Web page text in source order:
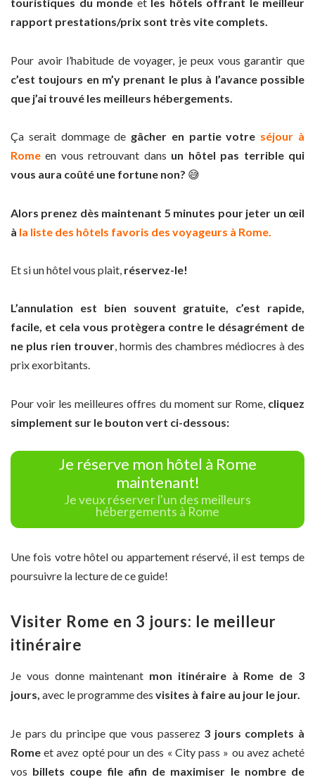
touristiques du monde et les hôtels offrant le meilleur
rapport prestations/prix sont très vite complets.
Pour avoir l’habitude de voyager, je peux vous garantir que
c’est toujours en m’y prenant le plus à l’avance possible
que j’ai trouvé les meilleurs hébergements.
Ça serait dommage de gâcher en partie votre séjour à
Rome en vous retrouvant dans un hôtel pas terrible qui
vous aura coûté une fortune non? 😅
Alors prenez dès maintenant 5 minutes pour jeter un œil
à la liste des hôtels favoris des voyageurs à Rome.
Et si un hôtel vous plait, réservez-le!
L’annulation est bien souvent gratuite, c’est rapide,
facile, et cela vous protègera contre le désagrément de
ne plus rien trouver, hormis des chambres médiocres à des
prix exorbitants.
Pour voir les meilleures offres du moment sur Rome, cliquez
simplement sur le bouton vert ci-dessous:
Je réserve mon hôtel à Rome
maintenant!
Je veux réserver l'un des meilleurs
hébergements à Rome
Une fois votre hôtel ou appartement réservé, il est temps de
poursuivre la lecture de ce guide!
Visiter Rome en 3 jours: le meilleur
itinéraire
Je vous donne maintenant mon itinéraire à Rome de 3
jours, avec le programme des visites à faire au jour le jour.
Je pars du principe que vous passerez 3 jours complets à
Rome et avez opté pour un des « City pass » ou avez acheté
vos billets coupe file afin de maximiser le nombre de